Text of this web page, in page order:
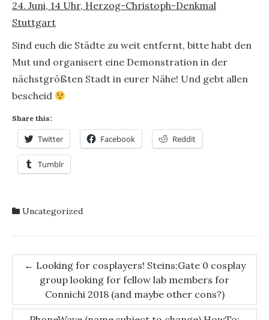
24. Juni, 14 Uhr, Herzog-Christoph-Denkmal
Stuttgart
Sind euch die Städte zu weit entfernt, bitte habt den
Mut und organisert eine Demonstration in der
nächstgrößten Stadt in eurer Nähe! Und gebt allen
bescheid
Share this:
Twitter Facebook Reddit
Tumblr
Uncategorized
Post
navigation
← Looking for cosplayers! Steins;Gate 0 cosplay
group looking for fellow lab members for
Connichi 2018 (and maybe other cons?)